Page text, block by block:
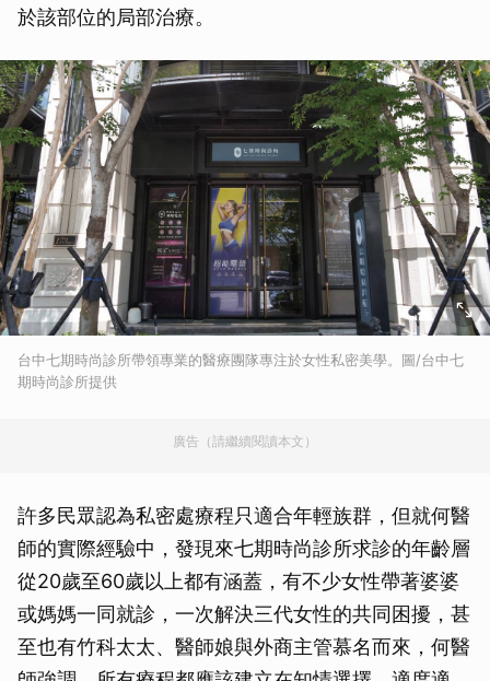
於該部位的局部治療。
台中七期時尚診所帶領專業的醫療團隊專注於女性私密美學。圖/台中七
期時尚診所提供
廣告（請繼續閱讀本文）
許多民眾認為私密處療程只適合年輕族群，但就何醫
師的實際經驗中，發現來七期時尚診所求診的年齡層
從20歲至60歲以上都有涵蓋，有不少女性帶著婆婆
或媽媽一同就診，一次解決三代女性的共同困擾，甚
至也有竹科太太、醫師娘與外商主管慕名而來，何醫